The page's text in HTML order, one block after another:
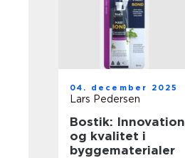
04. december 2025
Lars Pedersen
Bostik: Innovation
og kvalitet i
byggematerialer